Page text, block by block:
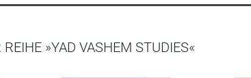
»YAD VASHEM STUDIES«